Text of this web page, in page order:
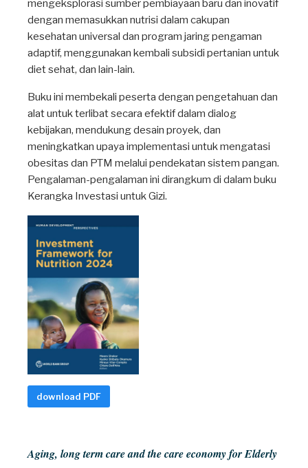
mengeksplorasi sumber pembiayaan baru dan inovatif
dengan memasukkan nutrisi dalam cakupan
kesehatan universal dan program jaring pengaman
adaptif, menggunakan kembali subsidi pertanian untuk
diet sehat, dan lain-lain.
Buku ini membekali peserta dengan pengetahuan dan
alat untuk terlibat secara efektif dalam dialog
kebijakan, mendukung desain proyek, dan
meningkatkan upaya implementasi untuk mengatasi
obesitas dan PTM melalui pendekatan sistem pangan.
Pengalaman-pengalaman ini dirangkum di dalam buku
Kerangka Investasi untuk Gizi.
download PDF
Aging, long term care and the care economy for Elderly